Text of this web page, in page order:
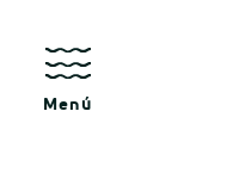
contenu
principal
Menú